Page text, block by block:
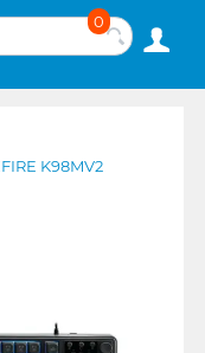
0
K98MV2